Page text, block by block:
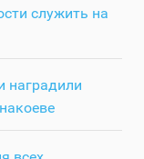
служить на
наградили